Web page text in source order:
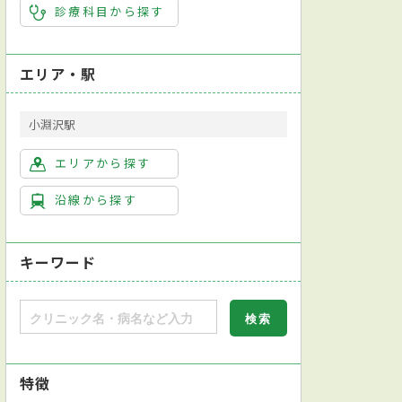
診療科目から探す
エリア・駅
小淵沢駅
エリアから探す
沿線から探す
キーワード
特徴